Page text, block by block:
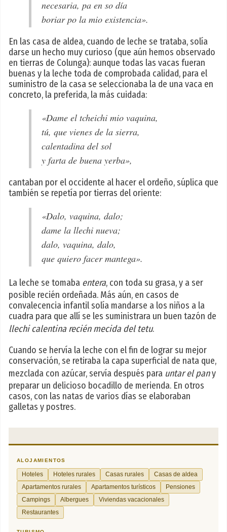
necesaria, pa en so día
boriar po la mio existencia».
En las casa de aldea, cuando de leche se trataba, solía
darse un hecho muy curioso (que aún hemos observado
en tierras de Colunga): aunque todas las vacas fueran
buenas y la leche toda de comprobada calidad, para el
suministro de la casa se seleccionaba la de una vaca en
concreto, la preferida, la más cuidada:
«Dame el tcheichi mio vaquina,
tú, que vienes de la sierra,
calentadina del sol
y farta de buena yerba»,
cantaban por el occidente al hacer el ordeño, súplica que
también se repetía por tierras del oriente:
«Dalo, vaquina, dalo;
dame la llechi nueva;
dalo, vaquina, dalo,
que quiero facer mantega».
La leche se tomaba entera, con toda su grasa, y a ser
posible recién ordeñada. Más aún, en casos de
convalecencia infantil solía mandarse a los niños a la
cuadra para que allí se les suministrara un buen tazón de
llechi calentina recién mecida del tetu.
Cuando se hervía la leche con el fin de lograr su mejor
conservación, se retiraba la capa superficial de nata que,
mezclada con azúcar, servía después para untar el pany
preparar un delicioso bocadillo de merienda. En otros
casos, con las natas de varios días se elaboraban
galletas y postres.